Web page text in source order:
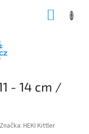
- 14 cm /
Značka: HEKI Kittler